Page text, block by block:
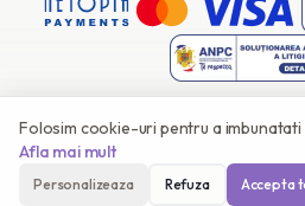
©2026
Facut cu
in
Folosim cookie-uri pentru a
Afla mai mult
Personalizeaza Refuza Accepta